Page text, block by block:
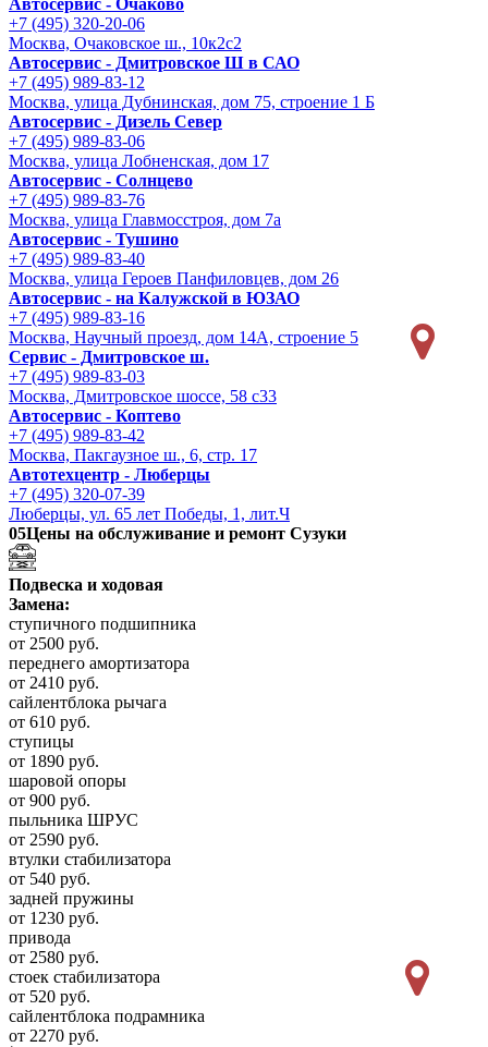
Автосервис - Очаково
+7 (495) 320-20-06
Москва, Очаковское ш., 10к2с2
Автосервис - Дмитровское Ш в САО
+7 (495) 989-83-12
Москва, улица Дубнинская, дом 75, строение 1 Б
Автосервис - Дизель Север
+7 (495) 989-83-06
Москва, улица Лобненская, дом 17
Автосервис - Солнцево
+7 (495) 989-83-76
Москва, улица Главмосстроя, дом 7а
Автосервис - Тушино
+7 (495) 989-83-40
Москва, улица Героев Панфиловцев, дом 26
Автосервис - на Калужской в ЮЗАО
+7 (495) 989-83-16
Москва, Научный проезд, дом 14А, строение 5
Сервис - Дмитровское ш.
+7 (495) 989-83-03
Москва, Дмитровское шоссе, 58 с33
Автосервис - Коптево
+7 (495) 989-83-42
Москва, Пакгаузное ш., 6, стр. 17
Автотехцентр - Люберцы
+7 (495) 320-07-39
Люберцы, ул. 65 лет Победы, 1, лит.Ч
05Цены на обслуживание и ремонт Сузуки
Подвеска и ходовая
Замена:
ступичного подшипника
от 2500 руб.
переднего амортизатора
от 2410 руб.
сайлентблока рычага
от 610 руб.
ступицы
от 1890 руб.
шаровой опоры
от 900 руб.
пыльника ШРУС
от 2590 руб.
втулки стабилизатора
от 540 руб.
задней пружины
от 1230 руб.
привода
от 2580 руб.
стоек стабилизатора
от 520 руб.
сайлентблока подрамника
от 2270 руб.